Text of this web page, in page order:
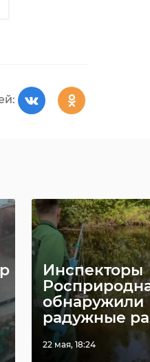
Инспекторы
обнаружили
радужные
22 мая, 18:24
Северо-
такими
при
лицензии.
об
нарушениях.
призвал